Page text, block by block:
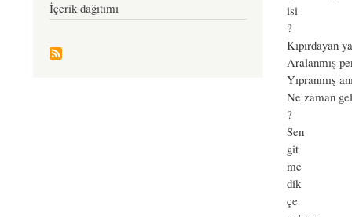
isi
?
Kıpırdayan
Aralanmış
Yıpranmış
Ne zaman
?
Sen
git
me
dik
çe
İçerik dağıtımı